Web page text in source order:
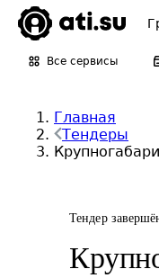
Все сервисы
Главная
Тендеры
Тендер